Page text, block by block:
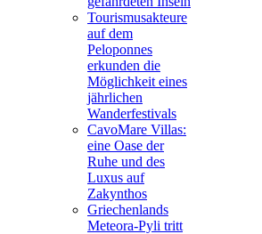
Tourismusakteure
auf dem
Peloponnes
erkunden die
Möglichkeit eines
jährlichen
Wanderfestivals
CavoMare Villas:
eine Oase der
Ruhe und des
Luxus auf
Zakynthos
Griechenlands
Meteora-Pyli tritt